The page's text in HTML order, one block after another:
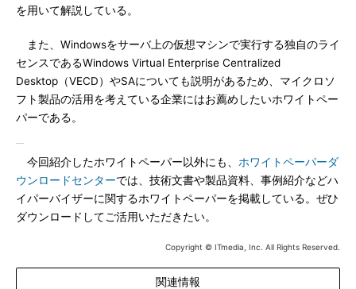
を用いて解説している。
また、Windowsをサーバ上の仮想マシンで実行する独自のライ
センスであるWindows Virtual Enterprise Centralized
Desktop（VECD）やSAについても説明があるため、マイクロソ
フト製品の活用を考えている企業にはお薦めしたいホワイトペー
パーである。
今回紹介したホワイトペーパー以外にも、 ホワイトペーパーダ
ウンロードセンターでは、技術文書や製品資料、事例紹介などハ
イパーバイザーに関するホワイトペーパーを掲載している。ぜひ
ダウンロードしてご活用いただきたい。
Copyright © ITmedia, Inc. All Rights Reserved.
関連情報